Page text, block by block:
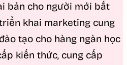
bản cho người mới bắt
khai marketing cung
tạo cho hàng ngàn học
kiến thức, cung cấp